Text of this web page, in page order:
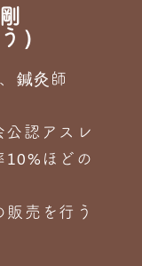
）
鍼灸師
認アスレ
10%ほどの
売を行う